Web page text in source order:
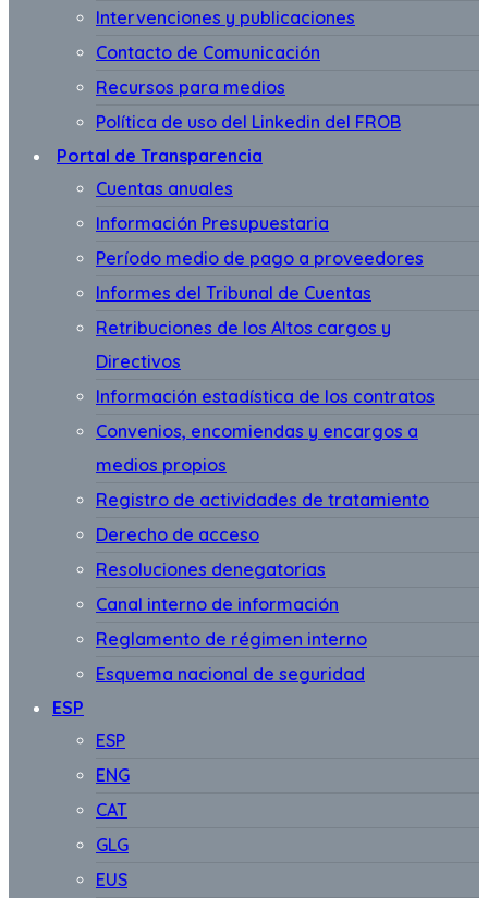
Intervenciones y publicaciones
Contacto de Comunicación
Recursos para medios
Política de uso del Linkedin del FROB
Portal de Transparencia
Cuentas anuales
Información Presupuestaria
Período medio de pago a proveedores
Informes del Tribunal de Cuentas
Retribuciones de los Altos cargos y
Directivos
Información estadística de los contratos
Convenios, encomiendas y encargos a
medios propios
Registro de actividades de tratamiento
Derecho de acceso
Resoluciones denegatorias
Canal interno de información
Reglamento de régimen interno
Esquema nacional de seguridad
ESP
ESP
ENG
CAT
GLG
EUS